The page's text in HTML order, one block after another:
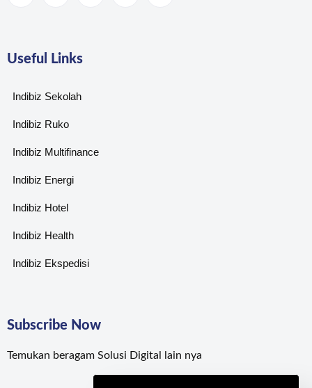
Useful Links
Indibiz Sekolah
Indibiz Ruko
Indibiz Multifinance
Indibiz Energi
Indibiz Hotel
Indibiz Health
Indibiz Ekspedisi
Subscribe Now
Temukan beragam Solusi Digital lain nya